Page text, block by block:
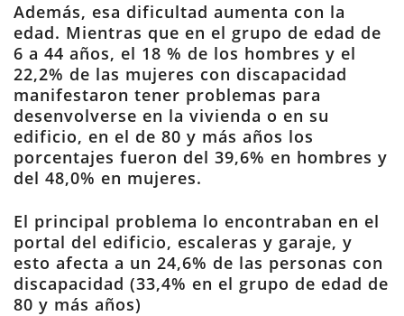
Además, esa dificultad aumenta con la
edad. Mientras que en el grupo de edad de
6 a 44 años, el 18 % de los hombres y el
22,2% de las mujeres con discapacidad
manifestaron tener problemas para
desenvolverse en la vivienda o en su
edificio, en el de 80 y más años los
porcentajes fueron del 39,6% en hombres y
del 48,0% en mujeres.
El principal problema lo encontraban en el
portal del edificio, escaleras y garaje, y
esto afecta a un 24,6% de las personas con
discapacidad (33,4% en el grupo de edad de
80 y más años)